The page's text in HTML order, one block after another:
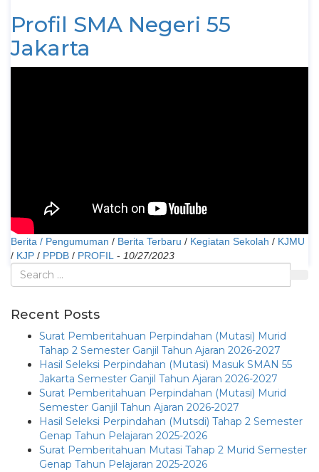
Profil SMA Negeri 55
Jakarta
Berita / Pengumuman / Berita Terbaru / Kegiatan Sekolah / KJMU
/ KJP / PPDB / PROFIL - 10/27/2023
Recent Posts
Surat Pemberitahuan Perpindahan (Mutasi) Murid
Tahap 2 Semester Ganjil Tahun Ajaran 2026-2027
Hasil Seleksi Perpindahan (Mutasi) Masuk SMAN 55
Jakarta Semester Ganjil Tahun Ajaran 2026-2027
Surat Pemberitahuan Perpindahan (Mutasi) Murid
Semester Ganjil Tahun Ajaran 2026-2027
Hasil Seleksi Perpindahan (Mutsdi) Tahap 2 Semester
Genap Tahun Pelajaran 2025-2026
Surat Pemberitahuan Mutasi Tahap 2 Murid Semester
Genap Tahun Pelajaran 2025-2026